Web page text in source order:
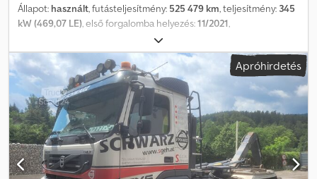
Állapot: használt, futásteljesítmény: 525 479 km, teljesítmény: 345
kW (469,07 LE), első forgalomba helyezés:11/2021,
, tengelyelrendezés:
szín:fehér, vezetőfülke:alvófülke, hajtástípus:automata,
kibocsátási osztály:Euro 6, Gyártási év: 2021 , Felszereltség:ABS,
AdBlue, EBS (Elektronikus fékrendszer), elektromos
ablakemelő, hűtőszekrény, ködlámpák, központi zár,
légkondicionálás, légterelő, tempomat, = További opciók és
tartozékok = - Laprugós felfüggesztés - Tetős spoiler -
Klímaberendezés - Légrugós ülések Dwedpfx Agszmxtyoxsa -
Rádió/CD-lejátszó - Alvókabín - Oldalsó spoilerek - Napellenző =
Megjegyzések = Volvo FH460 2021 11-2021 Standard fehér
Apróhirdetés